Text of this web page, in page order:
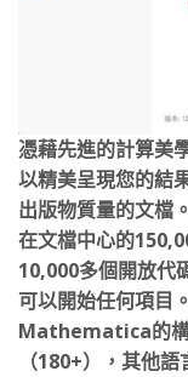
憑藉先進的計算
以精美呈​​現您的結
出版物質量的文檔。
在文檔中心的
10,000多個開放代
可以開始任何項目。
Mathematica的構
（180+），其他